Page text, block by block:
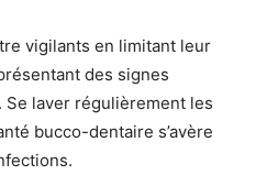
vigilants en limitant leur
des signes
Se laver régulièrement les
bucco-dentaire s’avère